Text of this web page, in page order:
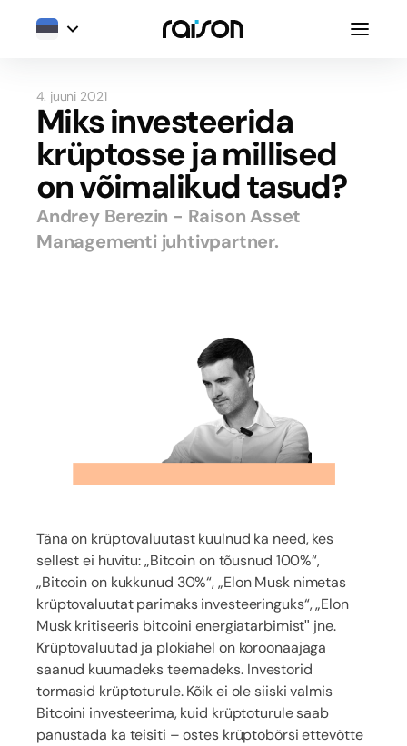
4. juuni 2021
Miks investeerida
krüptosse ja millised
on võimalikud tasud?
Andrey Berezin - Raison Asset
Managementi juhtivpartner.
Täna on krüptovaluutast kuulnud ka need, kes
sellest ei huvitu: „Bitcoin on tõusnud 100%“,
„Bitcoin on kukkunud 30%“, „Elon Musk nimetas
krüptovaluutat parimaks investeeringuks“, „Elon
Musk kritiseeris bitcoini energiatarbimist" jne.
Krüptovaluutad ja plokiahel on koroonaajaga
saanud kuumadeks teemadeks. Investorid
tormasid krüptoturule. Kõik ei ole siiski valmis
Bitcoini investeerima, kuid krüptoturule saab
panustada ka teisiti – ostes krüptobörsi ettevõtte